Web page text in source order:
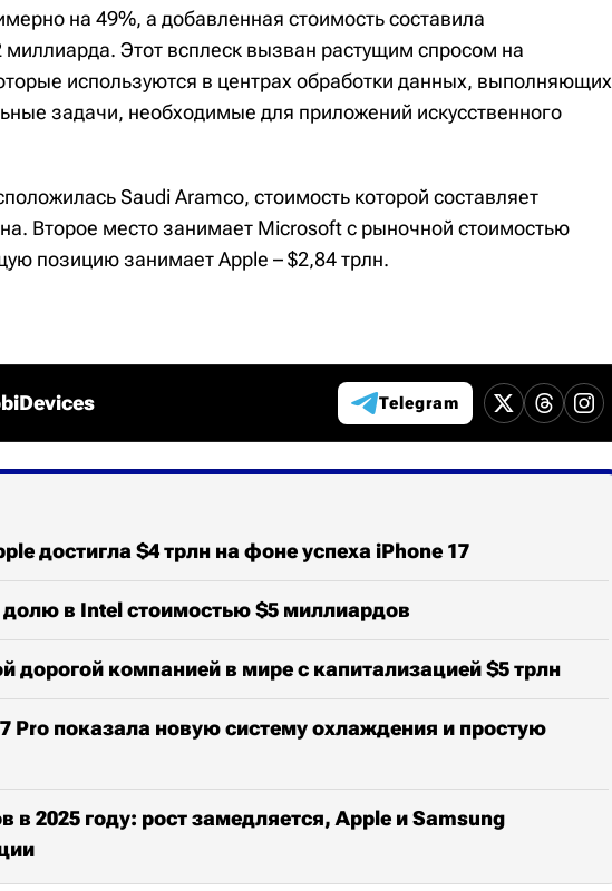
на 49%, а добавленная стоимость составила
Этот всплеск вызван растущим спросом на
используются в центрах обработки данных, выполняющих
задачи, необходимые для приложений искусственного
Saudi Aramco, стоимость которой составляет
Второе место занимает Microsoft с рыночной стоимостью
позицию занимает Apple – $2,84 трлн.
Telegram
достигла $4 трлн на фоне успеха iPhone 17
долю в Intel стоимостью $5 миллиардов
дорогой компанией в мире с капитализацией $5 трлн
Pro показала новую систему охлаждения и простую
2025 году: рост замедляется, Apple и Samsung